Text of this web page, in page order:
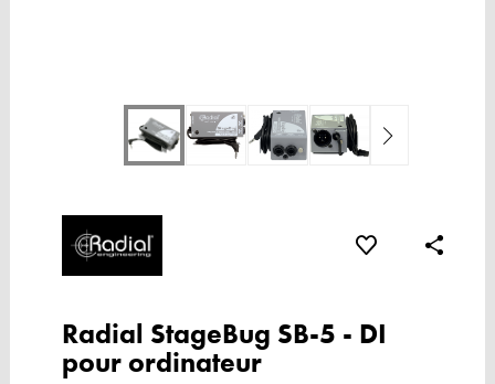
Radial StageBug SB-5 - DI
pour ordinateur